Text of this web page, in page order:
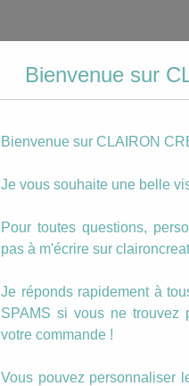
Bienvenue sur
Bienvenue sur CLAIRON
Je vous souhaite une belle
Pour toutes questions,
pas à m'écrire sur
Je réponds rapidement à
SPAMS si vous ne trouvez
votre commande !
Vous pouvez personnaliser